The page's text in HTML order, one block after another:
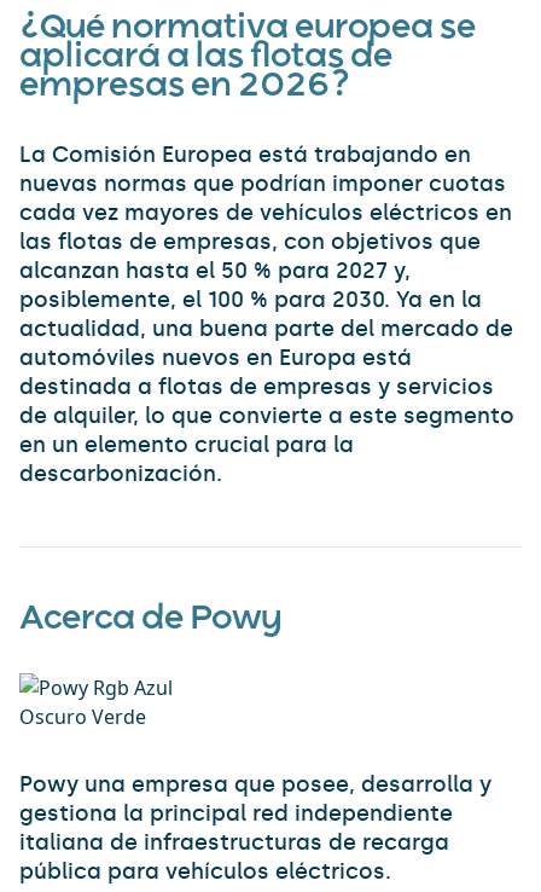
¿Qué normativa europea se
aplicará a las flotas de
empresas en 2026?
La Comisión Europea está trabajando en
nuevas normas que podrían imponer cuotas
cada vez mayores de vehículos eléctricos en
las flotas de empresas, con objetivos que
alcanzan hasta el 50 % para 2027 y,
posiblemente, el 100 % para 2030. Ya en la
actualidad, una buena parte del mercado de
automóviles nuevos en Europa está
destinada a flotas de empresas y servicios
de alquiler, lo que convierte a este segmento
en un elemento crucial para la
descarbonización.
Acerca de Powy
Powy una empresa que posee, desarrolla y
gestiona la principal red independiente
italiana de infraestructuras de recarga
pública para vehículos eléctricos.